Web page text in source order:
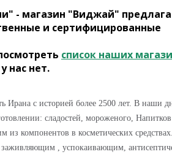
- магазин "Виджай"
и сертифицированные
список наших
нас нет.
Ирана с историей более 2500 лет. В наши
сладостей, мороженого,
из компонентов в косметических
заживляющим , успокаивающим,